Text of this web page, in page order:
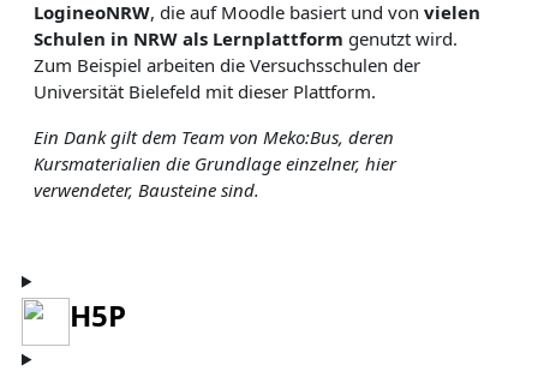
LogineoNRW, die auf Moodle basiert und von vielen
Schulen in NRW als Lernplattform genutzt wird.
Zum Beispiel arbeiten die Versuchsschulen der
Universität Bielefeld mit dieser Plattform.
Ein Dank gilt dem Team von Meko:Bus, deren
Kursmaterialien die Grundlage einzelner, hier
verwendeter, Bausteine sind.
H5P